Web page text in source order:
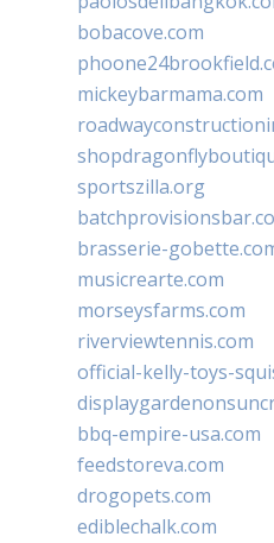
bobacove.com
mickeybarmama.com
sportszilla.org
brasserie-
musicrearte.com
morseysfarms.com
riverviewtennis.com
official-kelly-toys-
bbq-empire-usa.com
feedstoreva.com
drogopets.com
ediblechalk.com